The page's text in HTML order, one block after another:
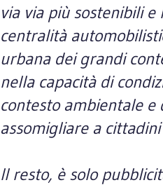
via via più sostenibili
centralità
urbana dei grandi
nella capacità di
contesto ambientale
assomigliare a
Il resto, è solo